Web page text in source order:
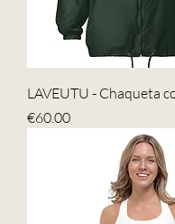
LAVEUTU - Chaqueta
Price
€60.00